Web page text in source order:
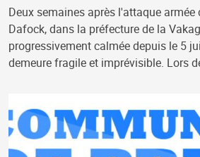
Deux semaines après l'attaque
Dafock, dans la préfecture de la
progressivement calmée depuis le 5
demeure fragile et imprévisible. Lors